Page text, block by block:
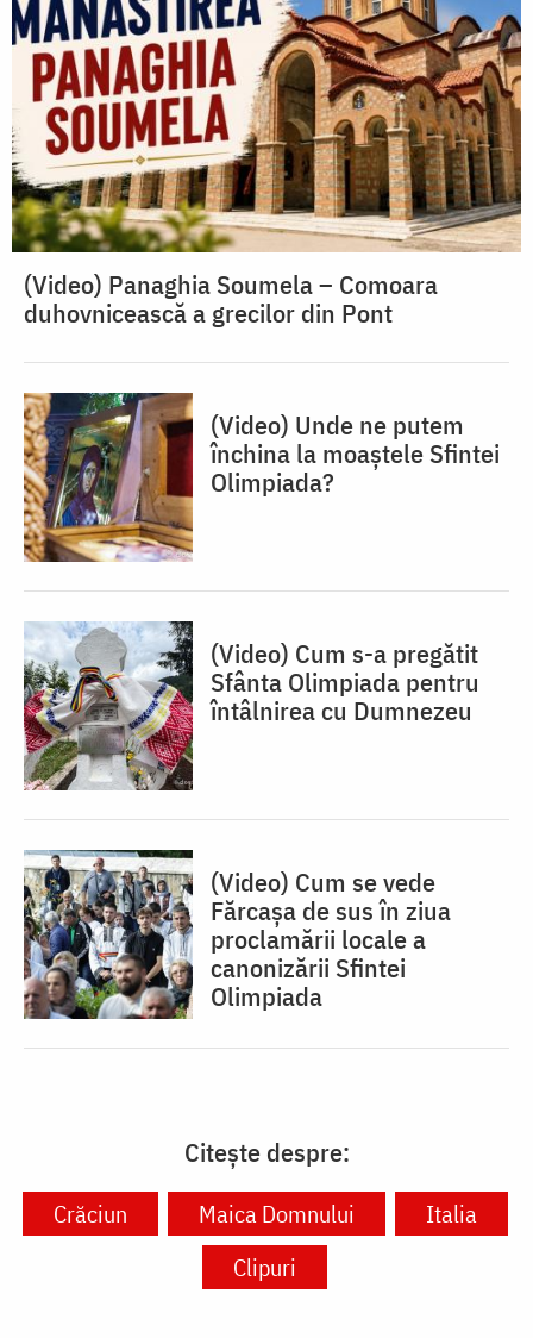
(Video) Panaghia Soumela – Comoara
duhovnicească a grecilor din Pont
(Video) Unde ne putem
închina la moaștele Sfintei
Olimpiada?
(Video) Cum s-a pregătit
Sfânta Olimpiada pentru
întâlnirea cu Dumnezeu
(Video) Cum se vede
Fărcașa de sus în ziua
proclamării locale a
canonizării Sfintei
Olimpiada
Citește despre:
Crăciun Maica Domnului
Italia
Clipuri